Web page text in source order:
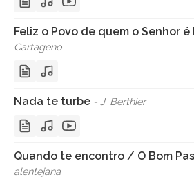
Feliz o Povo de quem o Senhor é
Cartageno
Nada te turbe - J. Berthier
Quando te encontro / O Bom
alentejana